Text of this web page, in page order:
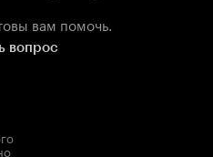
вам помочь.
вопрос